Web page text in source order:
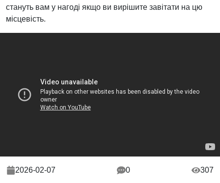
стануть вам у нагоді якщо ви вирішите завітати на цю
місцевість.
2026-02-07 0 307